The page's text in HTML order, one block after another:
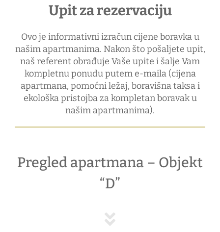
Upit za rezervaciju
Ovo je informativni izračun cijene boravka u
našim apartmanima. Nakon što pošaljete upit,
naš referent obrađuje Vaše upite i šalje Vam
kompletnu ponudu putem e-maila (cijena
apartmana, pomoćni ležaj, boravišna taksa i
ekološka pristojba za kompletan boravak u
našim apartmanima).
Pregled apartmana – Objekt
“D”